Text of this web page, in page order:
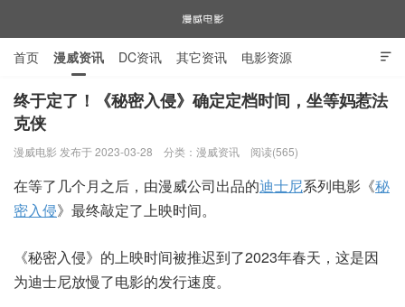
漫威电影

首页 漫威资讯 DC资讯 其它资讯 电影资源
电视剧资源 漫威图片
终于定了！《秘密入侵》确定定档时间，坐等妈惹法
克侠
漫威电影 发布于 2023-03-28 分类： 漫威资讯 阅读(565)
在等了几个月之后，由漫威公司出品的迪士尼系列电影《秘
密入侵》最终敲定了上映时间。
《秘密入侵》的上映时间被推迟到了2023年春天，这是因
为迪士尼放慢了电影的发行速度。